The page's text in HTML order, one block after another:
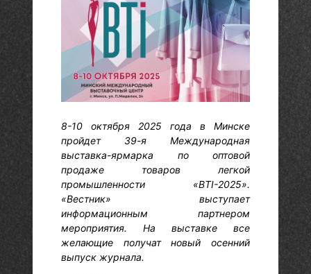
8-10 октября 2025 года в Минске
пройдет 39-я Международная
выставка-ярмарка по оптовой
продаже товаров легкой
промышленности «BTI-2025».
«Вестник» выступает
информационным партнером
мероприятия. На выставке все
желающие получат новый осенний
выпуск журнала.